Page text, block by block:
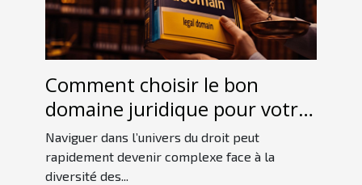
Comment choisir le bon
domaine juridique pour votre
cas ?
Naviguer dans l’univers du droit peut
rapidement devenir complexe face à la
diversité des...